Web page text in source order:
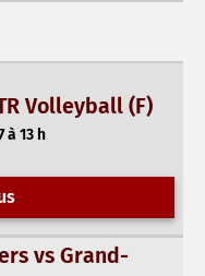
Volleyball (F)
à 13 h
vs Grand-